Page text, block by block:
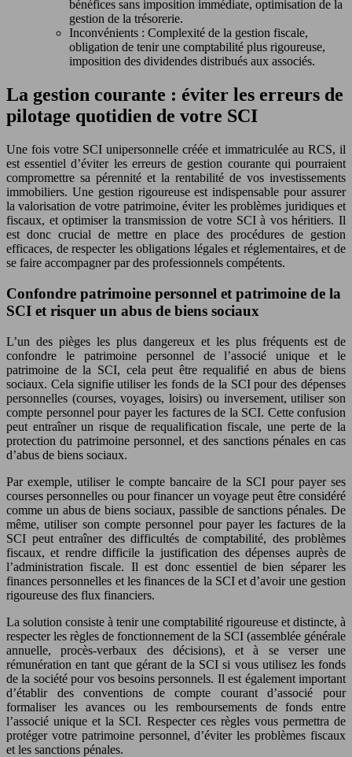
bénéfices sans imposition immédiate, optimisation de la
gestion de la trésorerie.
Inconvénients : Complexité de la gestion fiscale,
obligation de tenir une comptabilité plus rigoureuse,
imposition des dividendes distribués aux associés.
La gestion courante : éviter les erreurs de
pilotage quotidien de votre SCI
Une fois votre SCI unipersonnelle créée et immatriculée au RCS, il
est essentiel d’éviter les erreurs de gestion courante qui pourraient
compromettre sa pérennité et la rentabilité de vos investissements
immobiliers. Une gestion rigoureuse est indispensable pour assurer
la valorisation de votre patrimoine, éviter les problèmes juridiques et
fiscaux, et optimiser la transmission de votre SCI à vos héritiers. Il
est donc crucial de mettre en place des procédures de gestion
efficaces, de respecter les obligations légales et réglementaires, et de
se faire accompagner par des professionnels compétents.
Confondre patrimoine personnel et patrimoine de la
SCI et risquer un abus de biens sociaux
L’un des pièges les plus dangereux et les plus fréquents est de
confondre le patrimoine personnel de l’associé unique et le
patrimoine de la SCI, cela peut être requalifié en abus de biens
sociaux. Cela signifie utiliser les fonds de la SCI pour des dépenses
personnelles (courses, voyages, loisirs) ou inversement, utiliser son
compte personnel pour payer les factures de la SCI. Cette confusion
peut entraîner un risque de requalification fiscale, une perte de la
protection du patrimoine personnel, et des sanctions pénales en cas
d’abus de biens sociaux.
Par exemple, utiliser le compte bancaire de la SCI pour payer ses
courses personnelles ou pour financer un voyage peut être considéré
comme un abus de biens sociaux, passible de sanctions pénales. De
même, utiliser son compte personnel pour payer les factures de la
SCI peut entraîner des difficultés de comptabilité, des problèmes
fiscaux, et rendre difficile la justification des dépenses auprès de
l’administration fiscale. Il est donc essentiel de bien séparer les
finances personnelles et les finances de la SCI et d’avoir une gestion
rigoureuse des flux financiers.
La solution consiste à tenir une comptabilité rigoureuse et distincte, à
respecter les règles de fonctionnement de la SCI (assemblée générale
annuelle, procès-verbaux des décisions), et à se verser une
rémunération en tant que gérant de la SCI si vous utilisez les fonds
de la société pour vos besoins personnels. Il est également important
d’établir des conventions de compte courant d’associé pour
formaliser les avances ou les remboursements de fonds entre
l’associé unique et la SCI. Respecter ces règles vous permettra de
protéger votre patrimoine personnel, d’éviter les problèmes fiscaux
et les sanctions pénales.